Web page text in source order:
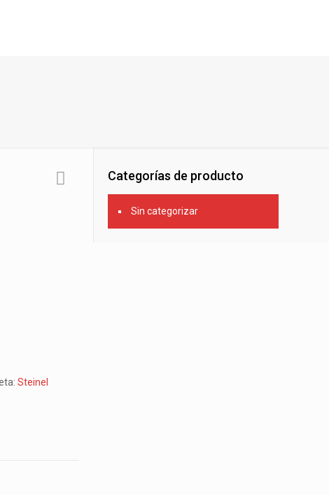
Steinel
Categorías de producto
Sin categorizar